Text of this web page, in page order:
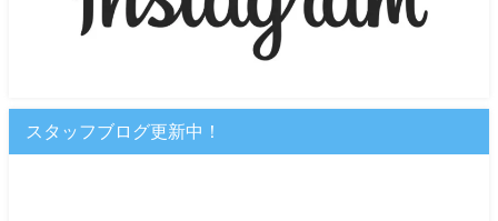
スタッフブログ更新中！